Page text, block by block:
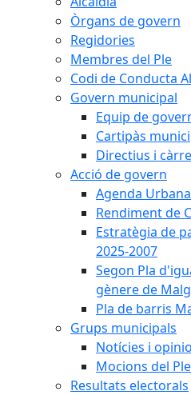
Òrgans de govern
Regidories
Membres del Ple
Codi de Conducta
Govern municipal
Equip de
Cartipàs
Directius i
Acció de govern
Agenda
Rendiment de
Estratègia de
2025-2007
Segon Pla
gènere de
Pla de barris
Grups municipals
Notícies i
Mocions del Ple
Resultats electorals